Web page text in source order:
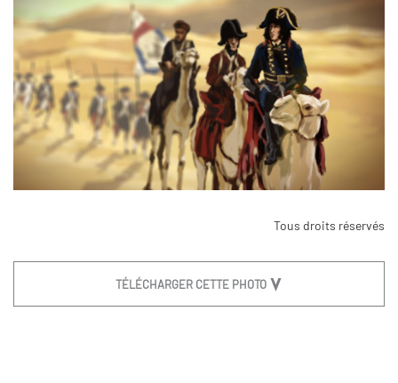
Tous droits réservés
TÉLÉCHARGER CETTE PHOTO